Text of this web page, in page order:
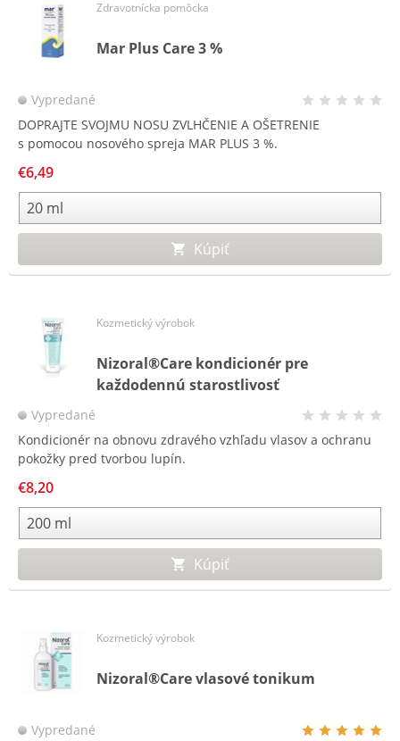
Zdravotnícka pomôcka
Mar Plus Care 3 %
Vypredané
DOPRAJTE SVOJMU NOSU ZVLHČENIE A OŠETRENIE
s pomocou nosového spreja MAR PLUS 3 %.
€6,49
Kúpiť
Kozmetický výrobok
Nizoral®Care kondicionér pre
každodennú starostlivosť
Vypredané
Kondicionér na obnovu zdravého vzhľadu vlasov a ochranu
pokožky pred tvorbou lupín.
€8,20
Kúpiť
Kozmetický výrobok
Nizoral®Care vlasové tonikum
Vypredané